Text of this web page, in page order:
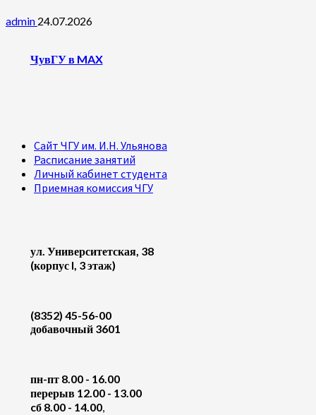
admin 24.07.2026
ЧувГУ в MAX
Сайт ЧГУ им. И.Н. Ульянова
Расписание занятий
Личный кабинет студента
Приемная комиссия ЧГУ
ул. Университетская, 38
(корпус I, 3 этаж)
(8352) 45-56-00
добавочный 3601
пн-пт 8.00 - 16.00
перерыв 12.00 - 13.00
cб 8.00 - 14.00,